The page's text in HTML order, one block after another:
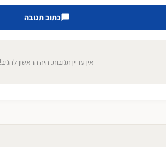
כתוב תגובה
אין עדיין תגובות. היה הראשון להגיב!